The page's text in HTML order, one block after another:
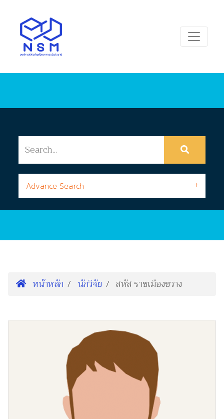
Advance Search
หน้าหลัก นักวิจัย สหัส ราชเมืองขวาง